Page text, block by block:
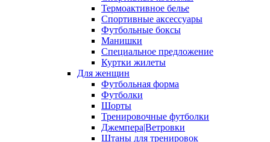
Термоактивное белье
Спортивные аксессуары
Футбольные боксы
Манишки
Специальное предложение
Куртки жилеты
Для женщин
Футбольная форма
Футболки
Шорты
Тренировочные футболки
Джемпера|Ветровки
Штаны для тренировок